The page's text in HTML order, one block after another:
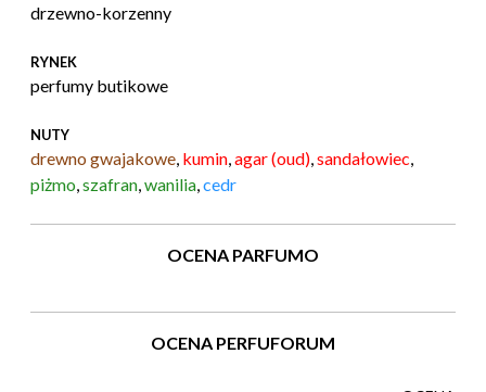
drzewno-korzenny
RYNEK
perfumy butikowe
NUTY
drewno gwajakowe, kumin,agar (oud),sandałowiec,
piżmo,szafran,wanilia,cedr
OCENA PARFUMO
OCENA PERFUFORUM